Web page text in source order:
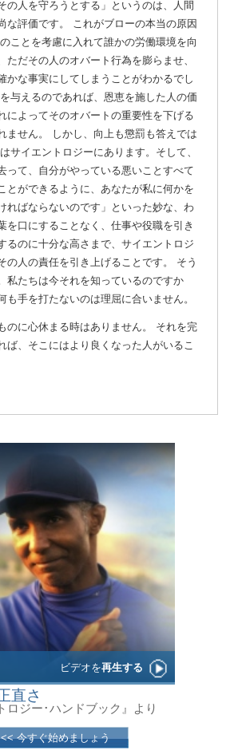
ビデオを再生する
直さ
ロジー･ハンドブック』より
<< 今すぐ始めましょう
の人を守ろうとする」というのは、人間
な評価です。
これがブローの本当の原因
ことを考慮に入れて誰かの労働環境を向
ただその人のオバート行為を膨らませ、
かな事実にしてしまうことがわかるでし
与えるのであれば、恩恵を施した人の価
によってそのオバートの重要性を下げる
ません。 しかし、向上も懲罰も答えでは
サイエントロジーにあります。そして、
って、自分がやっている悪いことすべて
とができるように、あなたが私に何かを
ればならないのです」といった妙な、わ
を口にすることなく、仕事や役職を引き
るのに十分な高さまで、サイエントロジ
の人の責任を引き上げることです。
そう
私たちは今それを知っているのですか
も手を打たないのは理屈に合いません。
のに心休まる時はありません。 それを完
ば、そこにはより良くなった人がいるこ